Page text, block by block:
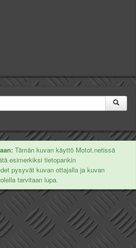
Tämän kuvan käyttö Motot.netissä
esimerkiksi tietopankin
pysyvät kuvan ottajalla ja kuvan
tarvitaan lupa.